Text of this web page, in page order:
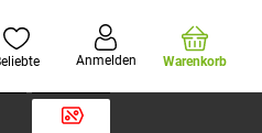
Anmelden Warenkorb